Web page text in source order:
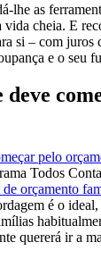
lhe as
vida cheia. E
si – com juros
e o seu
deve
pelo
Todos
orçamento
é o
quererá ir a